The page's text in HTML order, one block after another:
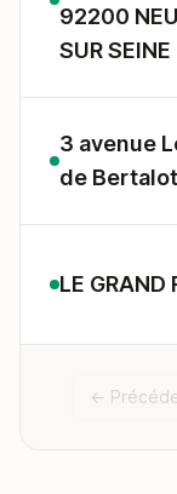
92200
SUR SEINE
3 avenue
de Bertalot
LE GRAND
←